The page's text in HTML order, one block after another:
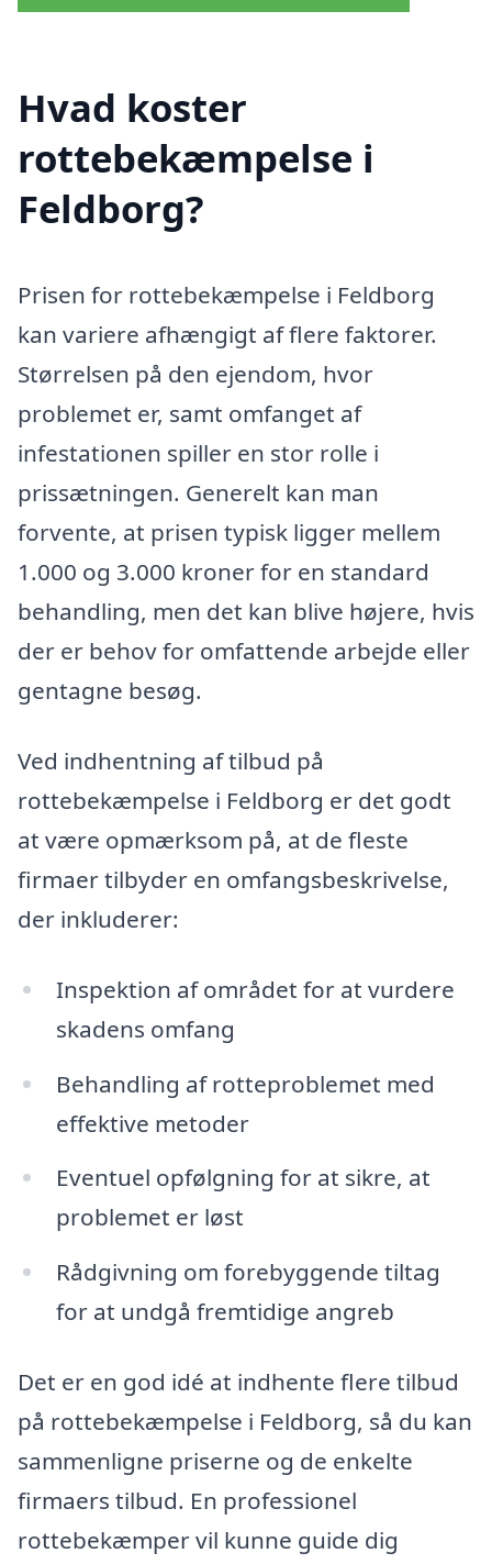
Hvad koster
rottebekæmpelse i
Feldborg?
Prisen for rottebekæmpelse i Feldborg
kan variere afhængigt af flere faktorer.
Størrelsen på den ejendom, hvor
problemet er, samt omfanget af
infestationen spiller en stor rolle i
prissætningen. Generelt kan man
forvente, at prisen typisk ligger mellem
1.000 og 3.000 kroner for en standard
behandling, men det kan blive højere, hvis
der er behov for omfattende arbejde eller
gentagne besøg.
Ved indhentning af tilbud på
rottebekæmpelse i Feldborg er det godt
at være opmærksom på, at de fleste
firmaer tilbyder en omfangsbeskrivelse,
der inkluderer:
Inspektion af området for at vurdere
skadens omfang
Behandling af rotteproblemet med
effektive metoder
Eventuel opfølgning for at sikre, at
problemet er løst
Rådgivning om forebyggende tiltag
for at undgå fremtidige angreb
Det er en god idé at indhente flere tilbud
på rottebekæmpelse i Feldborg, så du kan
sammenligne priserne og de enkelte
firmaers tilbud. En professionel
rottebekæmper vil kunne guide dig